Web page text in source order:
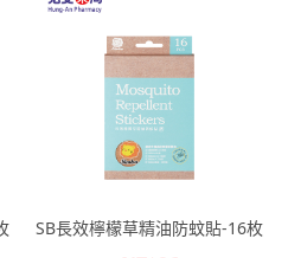
SB長效檸檬草精油防蚊貼-16枚